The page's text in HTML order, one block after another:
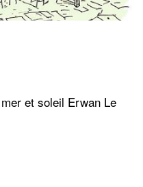
et soleil Erwan Le